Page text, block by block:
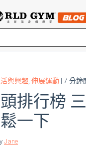
與興趣 伸展運動 | 7 分鐘
排行榜
一下
Jane